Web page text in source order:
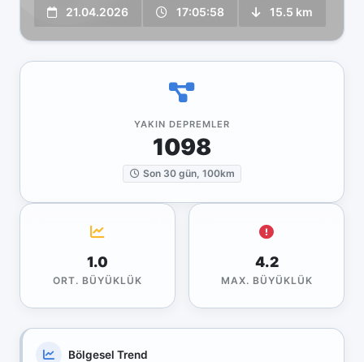
21.04.2026 17:05:58 15.5 km
YAKIN DEPREMLER
1098
Son 30 gün, 100km
1.0
ORT. BÜYÜKLÜK
4.2
MAX. BÜYÜKLÜK
Bölgesel Trend